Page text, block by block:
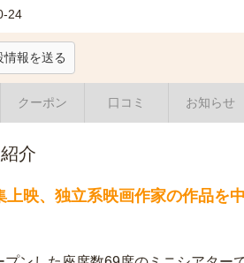
24
情報を送る
クーポン 口コミ お知らせ
介
上映、独立系映画作家の作品を